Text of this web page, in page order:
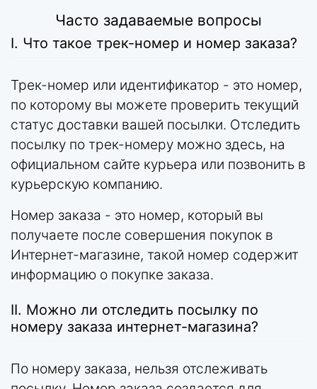
Часто задаваемые вопросы
I. Что такое трек-номер и номер заказа?
Трек-номер или идентификатор - это номер,
по которому вы можете проверить текущий
статус доставки вашей посылки. Отследить
посылку по трек-номеру можно здесь, на
официальном сайте курьера или позвонить в
курьерскую компанию.
Номер заказа - это номер, который вы
получаете после совершения покупок в
Интернет-магазине, такой номер содержит
информацию о покупке заказа.
II. Можно ли отследить посылку по
номеру заказа интернет-магазина?
По номеру заказа, нельзя отслеживать